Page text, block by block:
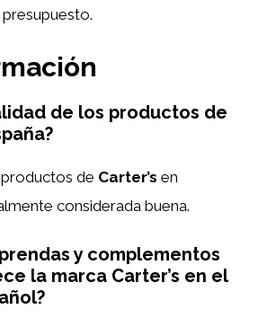
de los productos de
de Carter’s en
considerada buena.
y complementos
la marca Carter’s en el